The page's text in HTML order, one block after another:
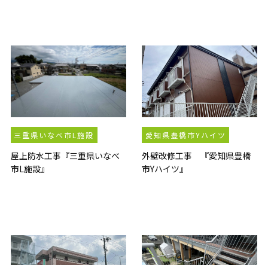
三重県いなべ市L施設
屋上防水工事『三重県いなべ
市L施設』
愛知県豊橋市Yハイツ
外壁改修工事 『愛知県豊橋
市Yハイツ』